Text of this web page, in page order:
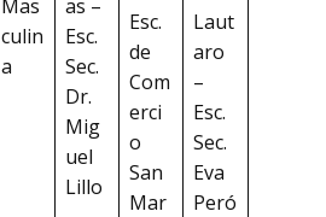
Mas
culin
a
as –
Esc.
Sec.
Dr.
Mig
uel
Lillo
Esc.
de
Com
erci
o
San
Mar
Laut
aro
–
Esc.
Sec.
Eva
Peró